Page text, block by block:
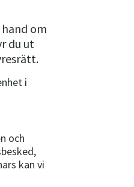
om
du ut
i
och
kan vi